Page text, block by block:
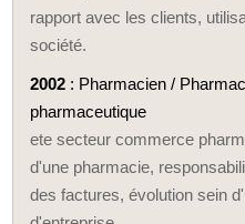
rapport avec les clients,
société.
2002 : Pharmacien /
pharmaceutique
ete secteur commerce
d'une pharmacie,
des factures, évolution sein